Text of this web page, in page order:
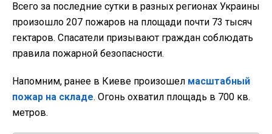
Всего за последние сутки в разных регионах Украины
произошло 207 пожаров на площади почти 73 тысяч
гектаров. Спасатели призывают граждан соблюдать
правила пожарной безопасности.
Напомним, ранее в Киеве произошел масштабный
пожар на складе. Огонь охватил площадь в 700 кв.
метров.